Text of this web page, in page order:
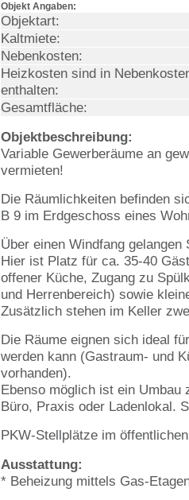
Objekt Angaben:
Objektart:
Kaltmiete:
Nebenkosten:
Heizkosten sind in
enthalten:
Gesamtfläche:
Objektbeschreibung:
Variable Gewerberäume an
vermieten!
Die Räumlichkeiten befinden
B 9 im Erdgeschoss eines
Über einen Windfang
Hier ist Platz für ca. 35-40
offener Küche, Zugang zu
und Herrenbereich) sowie
Zusätzlich stehen im Keller
Die Räume eignen sich ideal
werden kann (Gastraum- und
vorhanden).
Ebenso möglich ist ein Umbau
Büro, Praxis oder Ladenlokal.
PKW-Stellplätze im
Ausstattung:
* Beheizung mittels Gas-